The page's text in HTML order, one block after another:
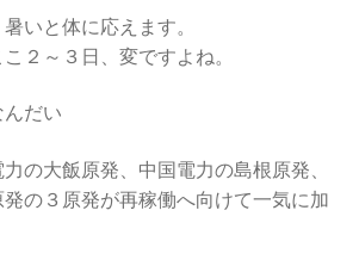
回原発ゼロへのカウントダウンinかわ
家たち」上映会を開催
ロへのカウントダウンinかわさき
いと体に応えます。
～３日、変ですよね。
だい
の大飯原発、中国電力の島根原発、
の３原発が再稼働へ向けて一気に加